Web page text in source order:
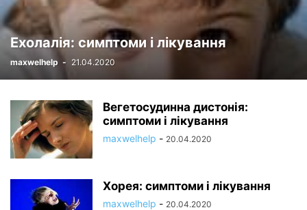
Ехолалія: симптоми і лікування
maxwelhelp - 21.04.2020
Вегетосудинна дистонія:
симптоми і лікування
maxwelhelp - 20.04.2020
Хорея: симптоми і лікування
maxwelhelp - 20.04.2020